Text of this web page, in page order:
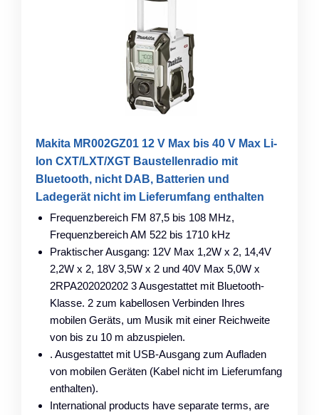
Makita MR002GZ01 12 V Max bis 40 V Max Li-
Ion CXT/LXT/XGT Baustellenradio mit
Bluetooth, nicht DAB, Batterien und
Ladegerät nicht im Lieferumfang enthalten
Frequenzbereich FM 87,5 bis 108 MHz,
Frequenzbereich AM 522 bis 1710 kHz
Praktischer Ausgang: 12V Max 1,2W x 2, 14,4V
2,2W x 2, 18V 3,5W x 2 und 40V Max 5,0W x
2RPA202020202 3 Ausgestattet mit Bluetooth-
Klasse. 2 zum kabellosen Verbinden Ihres
mobilen Geräts, um Musik mit einer Reichweite
von bis zu 10 m abzuspielen.
. Ausgestattet mit USB-Ausgang zum Aufladen
von mobilen Geräten (Kabel nicht im Lieferumfang
enthalten).
International products have separate terms, are